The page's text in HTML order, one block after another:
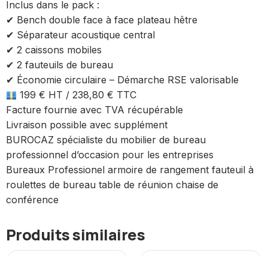
Inclus dans le pack :
✔ Bench double face à face plateau hêtre
✔ Séparateur acoustique central
✔ 2 caissons mobiles
✔ 2 fauteuils de bureau
✔ Économie circulaire – Démarche RSE valorisable
199 € HT / 238,80 € TTC
Facture fournie avec TVA récupérable
Livraison possible avec supplément
BUROCAZ spécialiste du mobilier de bureau
professionnel d’occasion pour les entreprises
Bureaux Professionel armoire de rangement fauteuil à
roulettes de bureau table de réunion chaise de
conférence
Produits similaires